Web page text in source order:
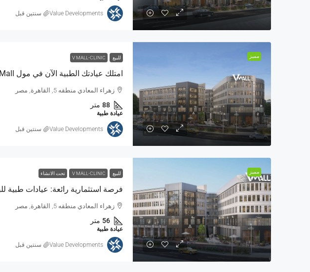
Value Developments ‏سنتين قبل
مميز للبيع V MALL-CLINIC
زهراء المعادي منطقه 5, القاهرة, مصر
88 متر
عيادة طبية
Value Developments ‏سنتين قبل
مميز للبيع V MALL-CLINIC تحت الانشاء
زهراء المعادي منطقه 5, القاهرة, مصر
56 متر
عيادة طبية
Value Developments ‏سنتين قبل